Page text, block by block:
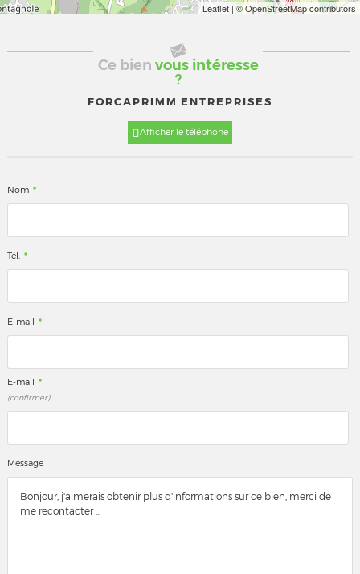
Leaflet | © OpenStreetMap contributors
Ce bien vous intéresse
?
FORCAPRIMM ENTREPRISES
Afficher le téléphone
Nom *
Tél. *
E-mail *
E-mail *
(confirmer)
Message